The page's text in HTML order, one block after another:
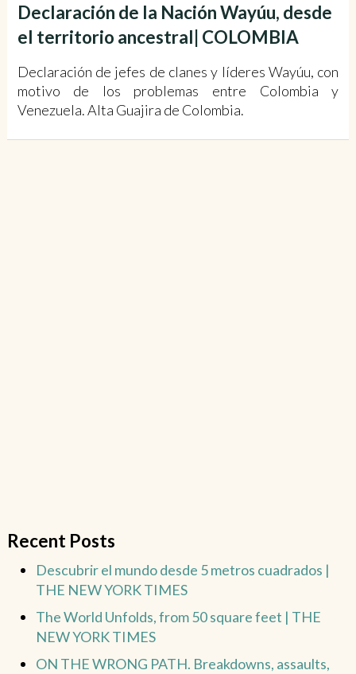
Declaración de la Nación Wayúu, desde
el territorio ancestral| COLOMBIA
Declaración de jefes de clanes y líderes Wayúu, con
motivo de los problemas entre Colombia y
Venezuela. Alta Guajira de Colombia.
Recent Posts
Descubrir el mundo desde 5 metros cuadrados |
THE NEW YORK TIMES
The World Unfolds, from 50 square feet | THE
NEW YORK TIMES
ON THE WRONG PATH. Breakdowns, assaults,